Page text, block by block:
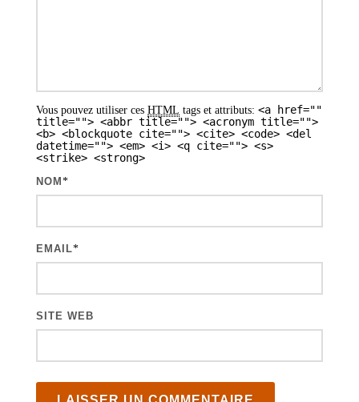
Vous pouvez utiliser ces HTML tags et attributs: <a href=""
title=""> <abbr title=""> <acronym title="">
<b> <blockquote cite=""> <cite> <code> <del
datetime=""> <em> <i> <q cite=""> <s>
<strike> <strong>
NOM *
EMAIL*
SITE WEB